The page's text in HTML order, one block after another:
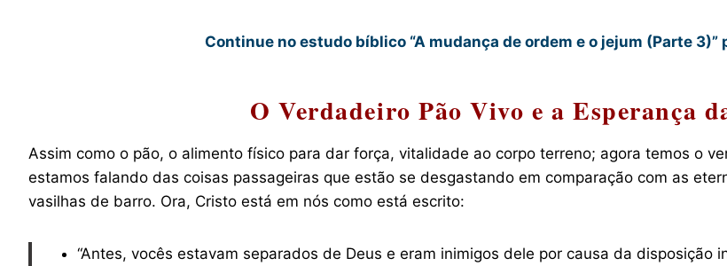
Continue no estudo bíblico “A mudança de ordem e o jejum (Parte
O Verdadeiro Pão Vivo e a Esperança
Assim como o pão, o alimento físico para dar força, vitalidade ao corpo terreno; agora temos o
estamos falando das coisas passageiras que estão se desgastando em comparação com as
vasilhas de barro. Ora, Cristo está em nós como está escrito:
“Antes, vocês estavam separados de Deus e eram inimigos dele por causa da